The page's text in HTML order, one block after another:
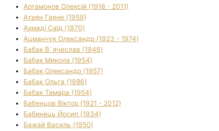
Артамонов Олексій (1918 - 2011)
Атаян Гаяне (1959)
Ахмаді Саїд (1970)
Ацманчук Олександр (1923 - 1974)
Бабак В`ячеслав (1946)
Бабак Микола (1954)
Бабак Олександр (1957)
Бабак Ольга (1986)
Бабак Тамара (1954)
Бабенцов Віктор (1921 - 2012)
Бабинець Йосип (1934)
Бажай Василь (1950)